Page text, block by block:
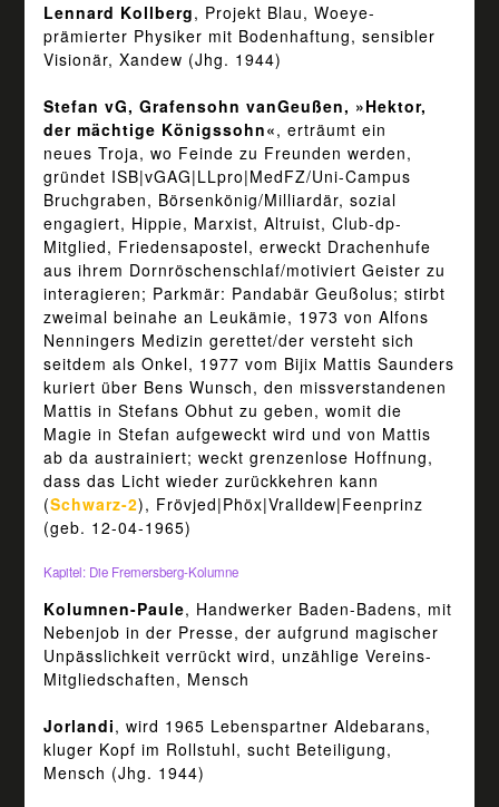
Lennard Kollberg, Projekt Blau, Woeye-
prämierter Physiker mit Bodenhaftung, sensibler
Visionär, Xandew (Jhg. 1944)
Stefan vG, Grafensohn vanGeußen, »Hektor,
der mächtige Königssohn«, erträumt ein
neues Troja, wo Feinde zu Freunden werden,
gründet ISB|vGAG|LLpro|MedFZ/Uni-Campus
Bruchgraben, Börsenkönig/Milliardär, sozial
engagiert, Hippie, Marxist, Altruist, Club-dp-
Mitglied, Friedensapostel, erweckt Drachenhufe
aus ihrem Dornröschenschlaf/motiviert Geister zu
interagieren; Parkmär: Pandabär Geußolus; stirbt
zweimal beinahe an Leukämie, 1973 von Alfons
Nenningers Medizin gerettet/der versteht sich
seitdem als Onkel, 1977 vom Bijix Mattis Saunders
kuriert über Bens Wunsch, den missverstandenen
Mattis in Stefans Obhut zu geben, womit die
Magie in Stefan aufgeweckt wird und von Mattis
ab da austrainiert; weckt grenzenlose Hoffnung,
dass das Licht wieder zurückkehren kann
(Schwarz-2), Frövjed|Phöx|Vralldew|Feenprinz
(geb. 12-04-1965)
Kapitel: Die Fremersberg-Kolumne
Kolumnen-Paule, Handwerker Baden-Badens, mit
Nebenjob in der Presse, der aufgrund magischer
Unpässlichkeit verrückt wird, unzählige Vereins-
Mitgliedschaften, Mensch
Jorlandi, wird 1965 Lebenspartner Aldebarans,
kluger Kopf im Rollstuhl, sucht Beteiligung,
Mensch (Jhg. 1944)